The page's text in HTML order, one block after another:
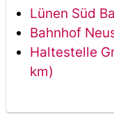
Lünen Süd
Bahnhof
Haltestelle
km)